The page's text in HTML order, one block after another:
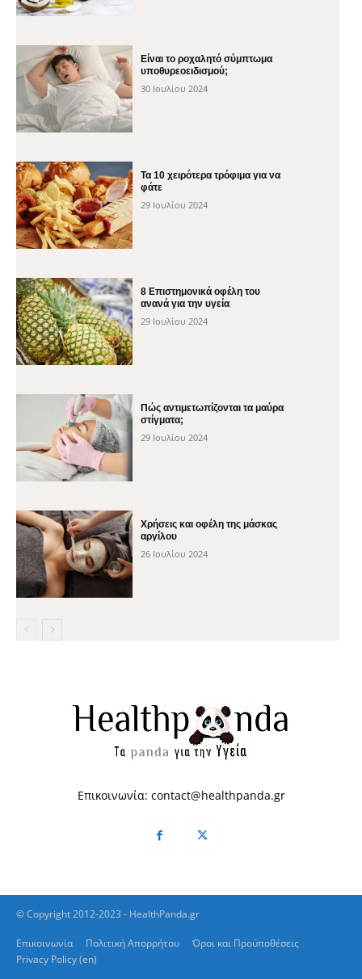
Είναι το ροχαλητό σύμπτωμα
υποθυρεοειδισμού;
30 Ιουλίου 2024
Τα 10 χειρότερα τρόφιμα για να
φάτε
29 Ιουλίου 2024
8 Επιστημονικά οφέλη του
ανανά για την υγεία
29 Ιουλίου 2024
Πώς αντιμετωπίζονται τα μαύρα
στίγματα;
29 Ιουλίου 2024
Χρήσεις και οφέλη της μάσκας
αργίλου
26 Ιουλίου 2024
Επικοινωνία: contact@healthpanda.gr
© Copyright 2012-2023 - HealthPanda.gr
Επικοινωνία Πολιτική Απορρήτου
Όροι και Προϋποθέσεις
Privacy Policy (en)